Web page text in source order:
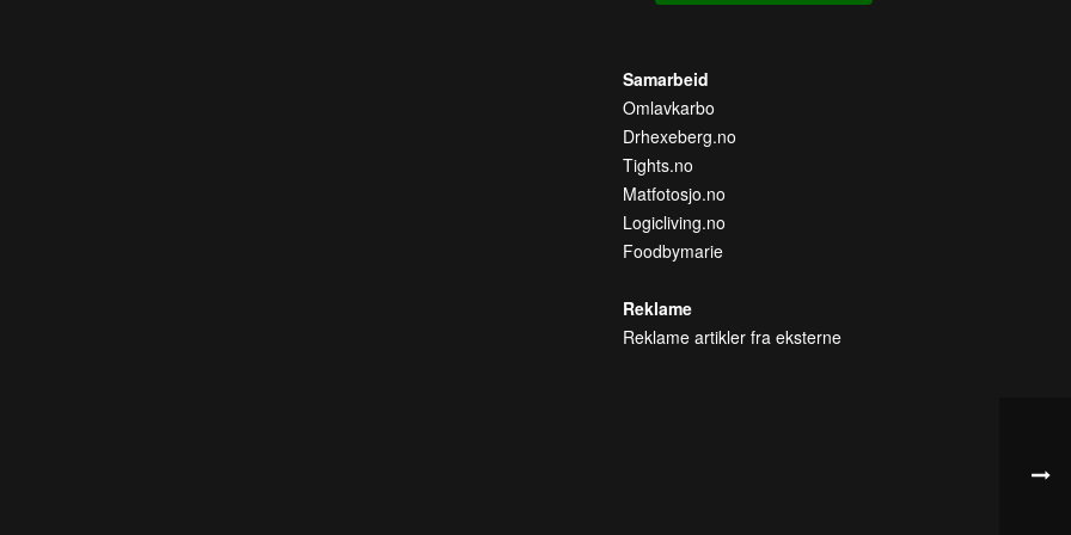
Samarbeid
Omlavkarbo
Drhexeberg.no
Tights.no
Matfotosjo.no
Logicliving.no
Foodbymarie
Reklame
Reklame artikler fra eksterne